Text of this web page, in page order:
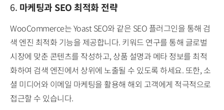
6. 마케팅과 SEO 최적화 전략
WooCommerce는 Yoast SEO와 같은 SEO 플러그인을 통해 검
색 엔진 최적화 기능을 제공합니다. 키워드 연구를 통해 글로벌
시장에 맞춘 콘텐츠를 작성하고, 상품 설명과 메타 정보를 최적
화하여 검색 엔진에서 상위에 노출될 수 있도록 하세요. 또한, 소
셜 미디어와 이메일 마케팅을 활용해 해외 고객에게 적극적으로
접근할 수 있습니다.